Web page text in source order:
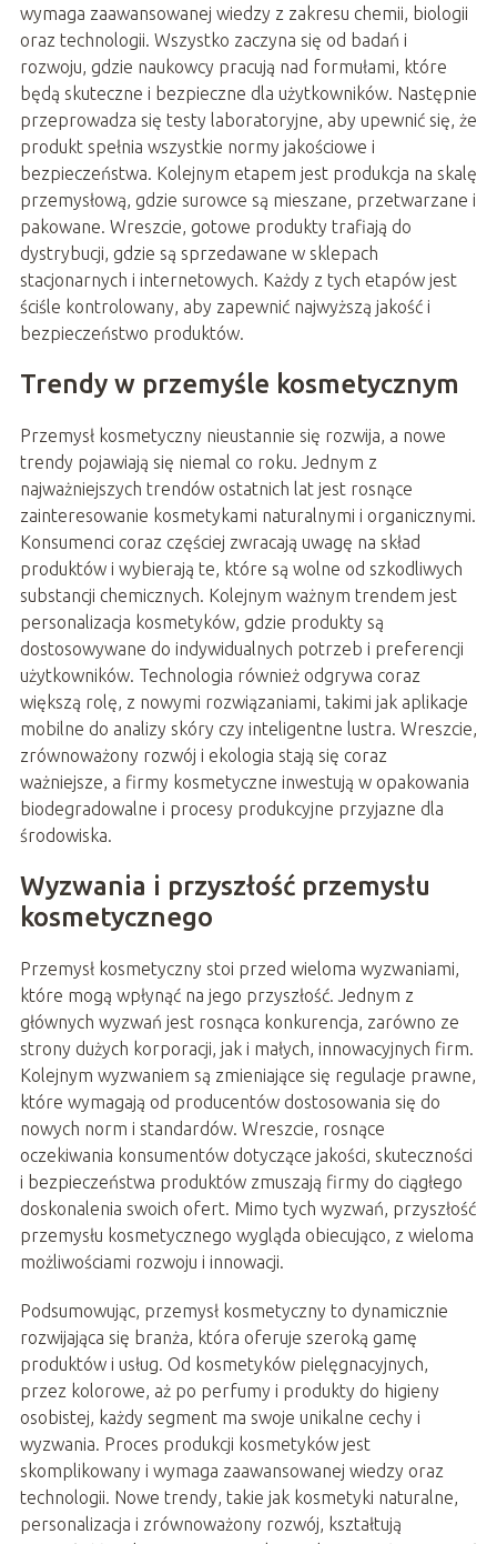
wymaga zaawansowanej wiedzy z zakresu chemii, biologii
oraz technologii. Wszystko zaczyna się od badań i
rozwoju, gdzie naukowcy pracują nad formułami, które
będą skuteczne i bezpieczne dla użytkowników. Następnie
przeprowadza się testy laboratoryjne, aby upewnić się, że
produkt spełnia wszystkie normy jakościowe i
bezpieczeństwa. Kolejnym etapem jest produkcja na skalę
przemysłową, gdzie surowce są mieszane, przetwarzane i
pakowane. Wreszcie, gotowe produkty trafiają do
dystrybucji, gdzie są sprzedawane w sklepach
stacjonarnych i internetowych. Każdy z tych etapów jest
ściśle kontrolowany, aby zapewnić najwyższą jakość i
bezpieczeństwo produktów.
Trendy w przemyśle kosmetycznym
Przemysł kosmetyczny nieustannie się rozwija, a nowe
trendy pojawiają się niemal co roku. Jednym z
najważniejszych trendów ostatnich lat jest rosnące
zainteresowanie kosmetykami naturalnymi i organicznymi.
Konsumenci coraz częściej zwracają uwagę na skład
produktów i wybierają te, które są wolne od szkodliwych
substancji chemicznych. Kolejnym ważnym trendem jest
personalizacja kosmetyków, gdzie produkty są
dostosowywane do indywidualnych potrzeb i preferencji
użytkowników. Technologia również odgrywa coraz
większą rolę, z nowymi rozwiązaniami, takimi jak aplikacje
mobilne do analizy skóry czy inteligentne lustra. Wreszcie,
zrównoważony rozwój i ekologia stają się coraz
ważniejsze, a firmy kosmetyczne inwestują w opakowania
biodegradowalne i procesy produkcyjne przyjazne dla
środowiska.
Wyzwania i przyszłość przemysłu
kosmetycznego
Przemysł kosmetyczny stoi przed wieloma wyzwaniami,
które mogą wpłynąć na jego przyszłość. Jednym z
głównych wyzwań jest rosnąca konkurencja, zarówno ze
strony dużych korporacji, jak i małych, innowacyjnych firm.
Kolejnym wyzwaniem są zmieniające się regulacje prawne,
które wymagają od producentów dostosowania się do
nowych norm i standardów. Wreszcie, rosnące
oczekiwania konsumentów dotyczące jakości, skuteczności
i bezpieczeństwa produktów zmuszają firmy do ciągłego
doskonalenia swoich ofert. Mimo tych wyzwań, przyszłość
przemysłu kosmetycznego wygląda obiecująco, z wieloma
możliwościami rozwoju i innowacji.
Podsumowując, przemysł kosmetyczny to dynamicznie
rozwijająca się branża, która oferuje szeroką gamę
produktów i usług. Od kosmetyków pielęgnacyjnych,
przez kolorowe, aż po perfumy i produkty do higieny
osobistej, każdy segment ma swoje unikalne cechy i
wyzwania. Proces produkcji kosmetyków jest
skomplikowany i wymaga zaawansowanej wiedzy oraz
technologii. Nowe trendy, takie jak kosmetyki naturalne,
personalizacja i zrównoważony rozwój, kształtują